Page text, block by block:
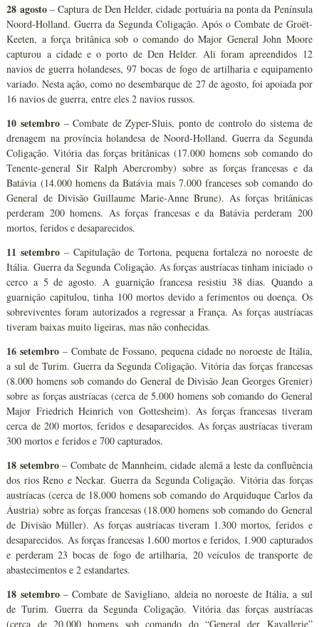
28 agosto– Captura de Den Helder, cidade portuária na ponta da Península
Noord-Holland. Guerra da Segunda Coligação. Após o Combate de Groët-
Keeten, a força britânica sob o comando do Major General John Moore
capturou a cidade e o porto de Den Helder. Ali foram apreendidos 12
navios de guerra holandeses, 97 bocas de fogo de artilharia e equipamento
variado. Nesta ação, como no desembarque de 27 de agosto, foi apoiada por
16 navios de guerra, entre eles 2 navios russos.
10 setembro – Combate de Zyper-Sluis, ponto de controlo do sistema de
drenagem na província holandesa de Noord-Holland. Guerra da Segunda
Coligação. Vitória das forças britânicas (17.000 homens sob comando do
Tenente-general Sir Ralph Abercromby) sobre as forças francesas e da
Batávia (14.000 homens da Batávia mais 7.000 franceses sob comando do
General de Divisão Guillaume Marie-Anne Brune). As forças britânicas
perderam 200 homens. As forças francesas e da Batávia perderam 200
mortos, feridos e desaparecidos.
11 setembro – Capitulação de Tortona, pequena fortaleza no noroeste de
Itália. Guerra da Segunda Coligação. As forças austríacas tinham iniciado o
cerco a 5 de agosto. A guarnição francesa resistiu 38 dias. Quando a
guarnição capitulou, tinha 100 mortos devido a ferimentos ou doença. Os
sobreviventes foram autorizados a regressar a França. As forças austríacas
tiveram baixas muito ligeiras, mas não conhecidas.
16 setembro – Combate de Fossano, pequena cidade no noroeste de Itália,
a sul de Turim. Guerra da Segunda Coligação. Vitória das forças francesas
(8.000 homens sob comando do General de Divisão Jean Georges Grenier)
sobre as forças austríacas (cerca de 5.000 homens sob comando do General
Major Friedrich Heinrich von Gottesheim). As forças francesas tiveram
cerca de 200 mortos, feridos e desaparecidos. As forças austríacas tiveram
300 mortos e feridos e 700 capturados.
18 setembro– Combate de Mannheim, cidade alemã a leste da confluência
dos rios Reno e Neckar. Guerra da Segunda Coligação. Vitória das forças
austríacas (cerca de 18.000 homens sob comando do Arquiduque Carlos da
Áustria) sobre as forças francesas (18.000 homens sob comando do General
de Divisão Müller). As forças austríacas tiveram 1.300 mortos, feridos e
desaparecidos. As forças francesas 1.600 mortos e feridos, 1.900 capturados
e perderam 23 bocas de fogo de artilharia, 20 veículos de transporte de
abastecimentos e 2 estandartes.
18 setembro– Combate de Savigliano, aldeia no noroeste de Itália, a sul
de Turim. Guerra da Segunda Coligação. Vitória das forças austríacas
(cerca de 20.000 homens sob comando do “General der Kavallerie”